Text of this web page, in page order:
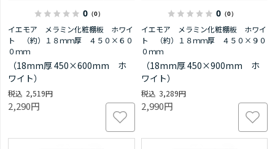
0 （0）
イエモア メラミン化粧棚板 ホワイ
ト （約）１８ｍｍ厚 ４５０×６０
０ｍｍ
（18mm厚 450×600mm ホ
ワイト）
2,519円
2,290円
0（0）
イエモア メラミン化粧棚板 ホワイ
ト （約）１８ｍｍ厚 ４５０×９０
０ｍｍ
（18mm厚 450×900mm ホ
ワイト）
3,289円
2,990円